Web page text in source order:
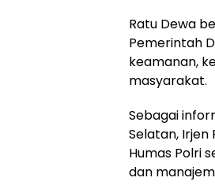
Ratu Dewa
Pemerintah
keamanan,
masyarakat.
Sebagai
Selatan, Irjen
Humas Polri
dan